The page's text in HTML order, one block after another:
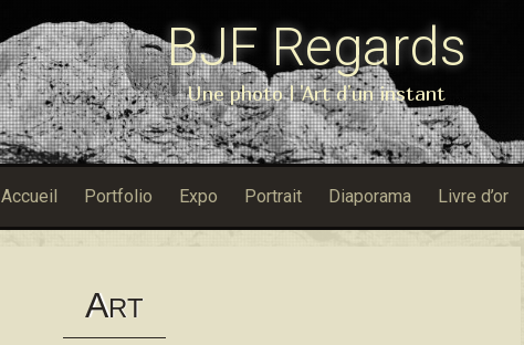
BJF Regards
Une photo l 'Art d'un instant
Accueil Portfolio Expo Portrait Diaporama Livre d’or
ART